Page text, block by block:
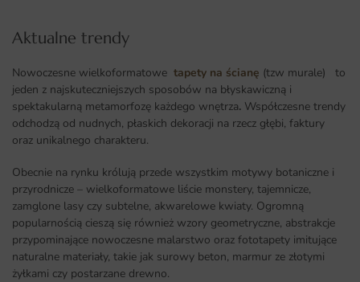
Aktualne trendy​
Nowoczesne wielkoformatowe tapety na ścianę (tzw murale) to
jeden z najskuteczniejszych sposobów na błyskawiczną i
spektakularną metamorfozę każdego wnętrza. Współczesne trendy
odchodzą od nudnych, płaskich dekoracji na rzecz głębi, faktury
oraz unikalnego charakteru.
Obecnie na rynku królują przede wszystkim motywy botaniczne i
przyrodnicze – wielkoformatowe liście monstery, tajemnicze,
zamglone lasy czy subtelne, akwarelowe kwiaty. Ogromną
popularnością cieszą się również wzory geometryczne, abstrakcje
przypominające nowoczesne malarstwo oraz fototapety imitujące
naturalne materiały, takie jak surowy beton, marmur ze złotymi
żyłkami czy postarzane drewno.